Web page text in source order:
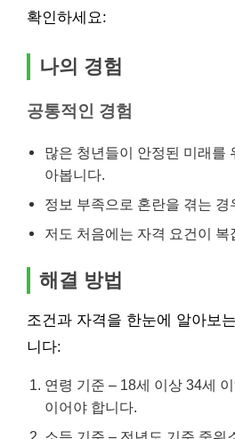
확인하세요:
나의 경험
공통적인 경험
많은 청년들이 안정된 미래를
아봅니다.
정보 부족으로 혼란을 겪는 경
저도 처음에는 자격 요건이
해결 방법
조건과 자격을 한눈에 알아보
니다:
연령 기준 – 18세 이상 34세
이어야 합니다.